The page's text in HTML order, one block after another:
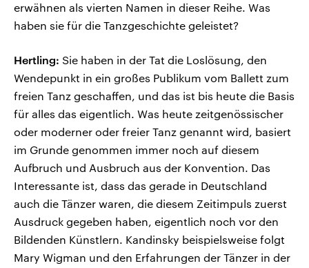
erwähnen als vierten Namen in dieser Reihe. Was
haben sie für die Tanzgeschichte geleistet?
Hertling: Sie haben in der Tat die Loslösung, den
Wendepunkt in ein großes Publikum vom Ballett zum
freien Tanz geschaffen, und das ist bis heute die Basis
für alles das eigentlich. Was heute zeitgenössischer
oder moderner oder freier Tanz genannt wird, basiert
im Grunde genommen immer noch auf diesem
Aufbruch und Ausbruch aus der Konvention. Das
Interessante ist, dass das gerade in Deutschland
auch die Tänzer waren, die diesem Zeitimpuls zuerst
Ausdruck gegeben haben, eigentlich noch vor den
Bildenden Künstlern. Kandinsky beispielsweise folgt
Mary Wigman und den Erfahrungen der Tänzer in der